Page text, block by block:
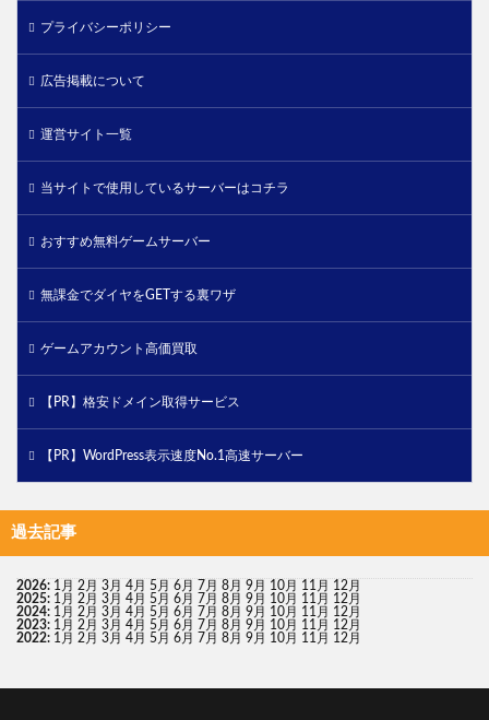
プライバシーポリシー
広告掲載について
運営サイト一覧
当サイトで使用しているサーバーはコチラ
おすすめ無料ゲームサーバー
無課金でダイヤをGETする裏ワザ
ゲームアカウント高価買取
【PR】格安ドメイン取得サービス
【PR】WordPress表示速度No.1高速サーバー
過去記事
2026: 1月 2月 3月 4月 5月 6月 7月 8月 9月 10月 11月 12月
2025: 1月 2月 3月 4月 5月 6月 7月 8月 9月 10月 11月 12月
2024: 1月 2月 3月 4月 5月 6月 7月 8月 9月 10月 11月 12月
2023: 1月 2月 3月 4月 5月 6月 7月 8月 9月 10月 11月 12月
2022: 1月 2月 3月 4月 5月 6月 7月 8月 9月 10月 11月 12月